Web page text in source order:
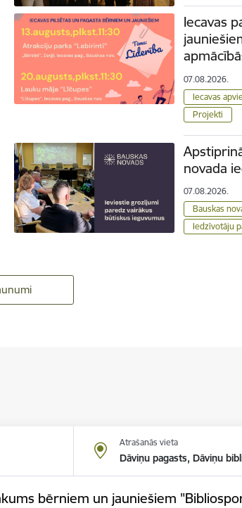
Iecavas
07.08.2026.
Iecavas
Projekti
novada
07.08.2026.
Bauskas
Iedzīvotāju
Atrašanās vieta
Dāviņu pagasts, Dāviņu
bērniem un jauniešiem